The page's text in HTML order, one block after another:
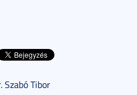
Tibor